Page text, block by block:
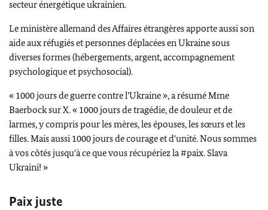
secteur énergétique ukrainien.
Le ministère allemand des Affaires étrangères apporte aussi son
aide aux réfugiés et personnes déplacées en Ukraine sous
diverses formes (hébergements, argent, accompagnement
psychologique et psychosocial).
« 1000 jours de guerre contre l’Ukraine », a résumé Mme
Baerbocksur X. « 1000 jours de tragédie, de douleur et de
larmes, y compris pour les mères, les épouses, les sœurs et les
filles. Mais aussi 1000 jours de courage et d'unité. Nous sommes
à vos côtés jusqu'à ce que vous récupériez la #paix. Slava
Ukraini! »
Paix juste